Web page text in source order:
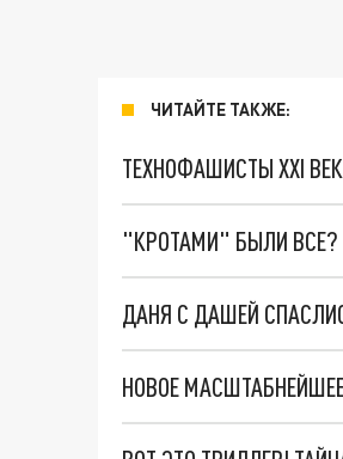
ЧИТАЙТЕ ТАКЖЕ:
ТЕХНОФАШИСТЫ XXI
"КРОТАМИ" БЫЛИ ВСЕ?
ДАНЯ С ДАШЕЙ